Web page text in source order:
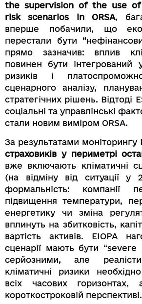
the supervision of the use
risk scenarios in ORSA,
вперше побачили, що
перестали бути
прямо зазначив: вплив
повинен бути інтегрований
ризиків і
сценарного аналізу,
стратегічних рішень. Відтоді
соціальні та управлінські
стали новим виміром ORSA.
За результатами моніторингу
страховиків у периметрі
вже включають кліматичні
(на відміну від ситуації
формальність: компанії
підвищення температури,
енергетику чи зміна
вплинуть на збитковість,
вартість активів. EIOPA
сценарії мають бути
серйозними, але
кліматичні ризики
всіх часових
короткостроковій перспективі.